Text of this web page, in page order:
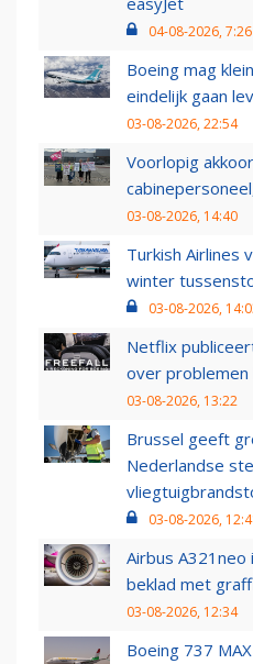
04-08-2026, 7:26
Boeing mag
eindelijk gaan
03-08-2026, 22:54
Voorlopig
03-08-2026, 14:40
Turkish Airlines
winter
03-08-2026,
Netflix
over problemen
03-08-2026, 13:22
Brussel geeft
Nederlandse
03-08-2026,
Airbus A321neo
beklad met
03-08-2026, 12:34
Boeing 737